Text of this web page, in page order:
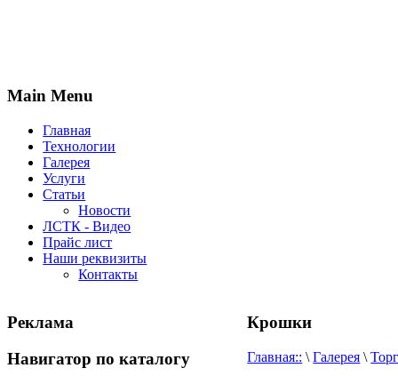
Main Menu
Главная
Технологии
Галерея
Услуги
Статьи
Новости
ЛСТК - Видео
Прайс лист
Наши реквизиты
Контакты
Реклама
Навигатор по каталогу
Крошки
Главная:: \Галерея \